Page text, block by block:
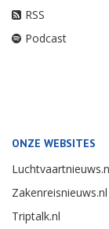
RSS
Podcast
ONZE WEBSITES
Zakenreisnieuws.nl
Triptalk.nl